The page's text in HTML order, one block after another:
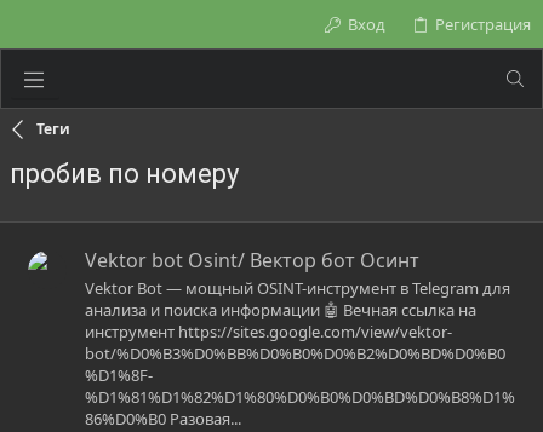
Вход Регистрация
Теги
пробив по номеру
Vektor bot Osint/ Вектор бот Осинт
Vektor Bot — мощный OSINT-инструмент в Telegram для
анализа и поиска информации 🤖 Вечная ссылка на
инструмент https://sites.google.com/view/vektor-
bot/%D0%B3%D0%BB%D0%B0%D0%B2%D0%BD%D0%B0
%D1%8F-
%D1%81%D1%82%D1%80%D0%B0%D0%BD%D0%B8%D1%
86%D0%B0 Разовая...